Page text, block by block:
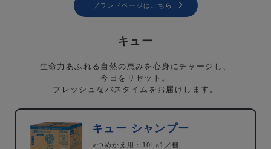
ブランドページはこちら
キュー
生命力あふれる自然の恵みを心身にチャージし、
今日をリセット。
フレッシュなバスタイムをお届けします。
キュー シャンプー
○つめかえ用：10L×1／梱